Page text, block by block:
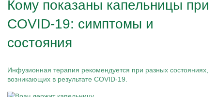
Кому показаны капельницы при
COVID-19: симптомы и
состояния
Инфузионная терапия рекомендуется при разных состояниях,
возникающих в результате COVID-19.